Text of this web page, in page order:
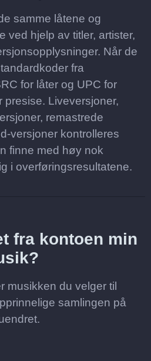
samme låtene og
ved hjelp av titler, artister,
Når de
fra
for låter og UPC for
Liveversjoner,
remastrede
versjoner kontrolleres
finne med høy nok
i overføringsresultatene.
fra kontoen min
musikken du velger til
samlingen på